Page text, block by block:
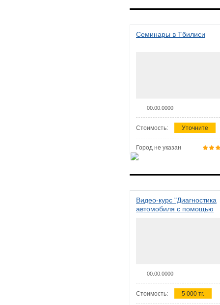
Семинары в Тбилиси
00.00.0000
Стоимость: Уточните
Город не указан
Видео-курс "Диагностика
автомобиля с помощью
00.00.0000
Стоимость: 5 000 тг.